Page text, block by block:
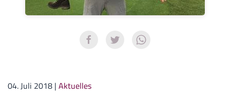
04. Juli 2018 | Aktuelles